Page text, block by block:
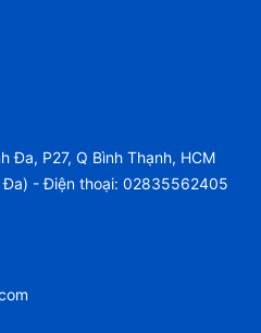
Đa, P27, Q Bình Thạnh, HCM
- Điện thoại: 02835562405